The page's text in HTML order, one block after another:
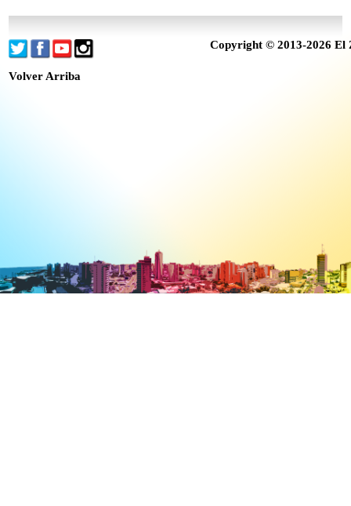
Copyright © 2013-2026 El
Volver Arriba